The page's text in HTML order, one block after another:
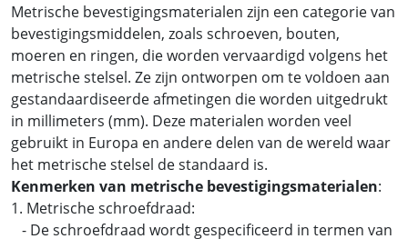
Metrische bevestigingsmaterialen zijn een categorie van
bevestigingsmiddelen, zoals schroeven, bouten,
moeren en ringen, die worden vervaardigd volgens het
metrische stelsel. Ze zijn ontworpen om te voldoen aan
gestandaardiseerde afmetingen die worden uitgedrukt
in millimeters (mm). Deze materialen worden veel
gebruikt in Europa en andere delen van de wereld waar
het metrische stelsel de standaard is.
Kenmerken van metrische bevestigingsmaterialen:
1. Metrische schroefdraad:
- De schroefdraad wordt gespecificeerd in termen van